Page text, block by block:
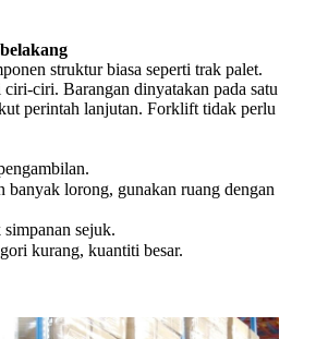
struktur biasa seperti trak palet.
ciri. Barangan dinyatakan pada satu
perintah lanjutan. Forklift tidak perlu
lorong, gunakan ruang dengan
sejuk.
kurang, kuantiti besar.